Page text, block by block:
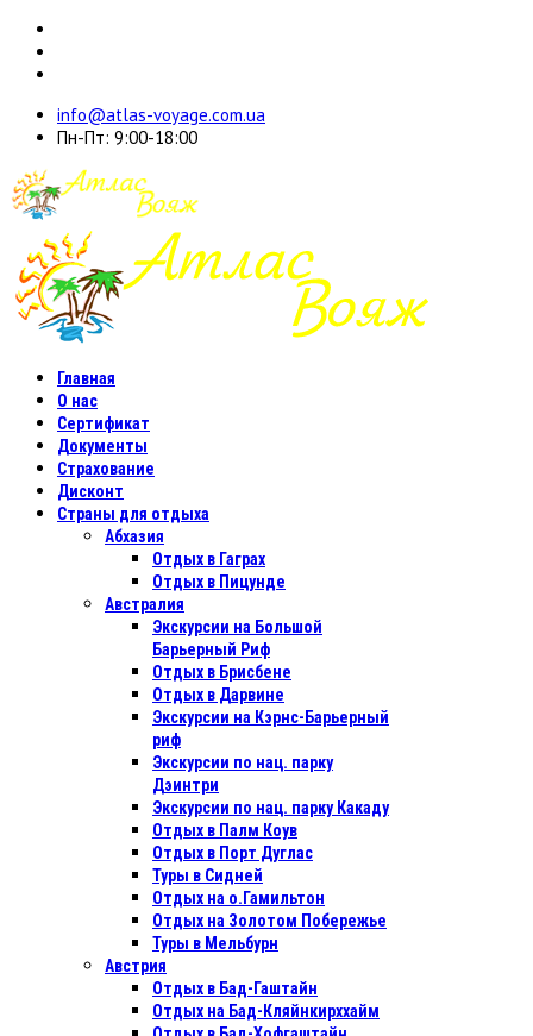
info@atlas-voyage.com.ua
Пн-Пт: 9:00-18:00
Главная
О нас
Сертификат
Документы
Страхование
Дисконт
Страны для отдыха
Абхазия
Отдых в Гаграх
Отдых в Пицунде
Австралия
Экскурсии на Большой
Барьерный Риф
Отдых в Бриcбене
Отдых в Дарвине
Экскурсии на Кэрнс-Барьерный
риф
Экскурсии по нац. парку
Дэинтри
Экскурсии по нац. парку Какаду
Отдых в Палм Коув
Отдых в Порт Дуглас
Туры в Сидней
Отдых на о.Гамильтон
Отдых на Золотом Побережье
Туры в Мельбурн
Австрия
Отдых в Бад-Гаштайн
Отдых на Бад-Кляйнкирххайм